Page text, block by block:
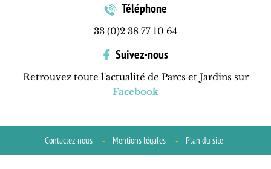
Téléphone
33 (0)2 38 77 10 64
Suivez-nous
Retrouvez toute l'actualité de Parcs et Jardins sur
Facebook
Contactez-nous Mentions légales Plan du site